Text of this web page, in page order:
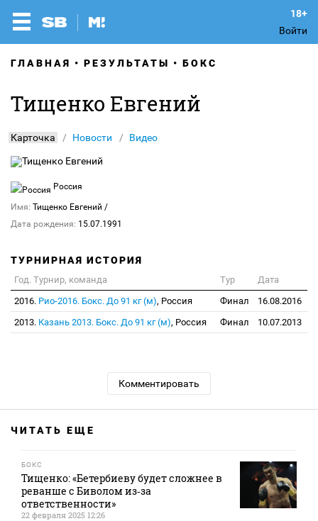
Войти
ГЛАВНАЯ РЕЗУЛЬТАТЫ БОКС
Тищенко Евгений
Карточка Новости Видео
Россия
Имя: Тищенко Евгений /
Дата рождения: 15.07.1991
ТУРНИРНАЯ ИСТОРИЯ
Год. Турнир, команда Тур
Дата
2016. Рио-2016. Бокс. До 91 кг (м), Россия Финал
16.08.2016
2013. Казань 2013. Бокс. До 91 кг (м), Россия Финал 10.07.2013
Комментировать
ЧИТАТЬ ЕЩЕ
БОКС
Тищенко: «Бетербиеву будет сложнее в
реванше с Биволом из‑за
ответственности»
22 февраля 2025 12:26